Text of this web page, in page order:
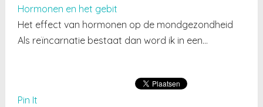
Hormonen en het gebit
Het effect van hormonen op de mondgezondheid
Als reïncarnatie bestaat dan word ik in een…
Pin It